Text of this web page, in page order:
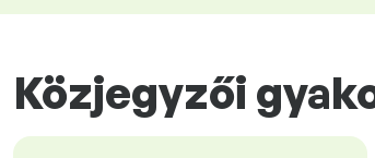
Közjegyzői